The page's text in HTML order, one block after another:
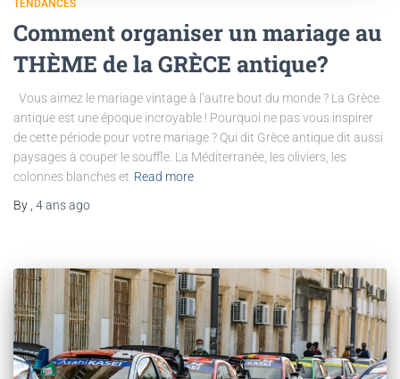
TENDANCES
Comment organiser un mariage au
THÈME de la GRÈCE antique?
Vous aimez le mariage vintage à l’autre bout du monde ? La Grèce
antique est une époque incroyable ! Pourquoi ne pas vous inspirer
de cette période pour votre mariage ? Qui dit Grèce antique dit aussi
paysages à couper le souffle. La Méditerranée, les oliviers, les
colonnes blanches et Read more
By 4 ansago